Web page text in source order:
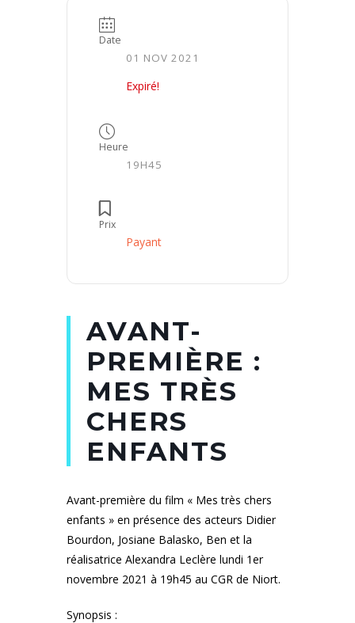
Date
01 NOV 2021
Expiré!
Heure
19H45
Prix
Payant
AVANT-
PREMIÈRE :
MES TRÈS
CHERS
ENFANTS
Avant-première du film « Mes très chers
enfants » en présence des acteurs Didier
Bourdon, Josiane Balasko, Ben et la
réalisatrice Alexandra Leclère lundi 1er
novembre 2021 à 19h45 au CGR de Niort.
Synopsis :